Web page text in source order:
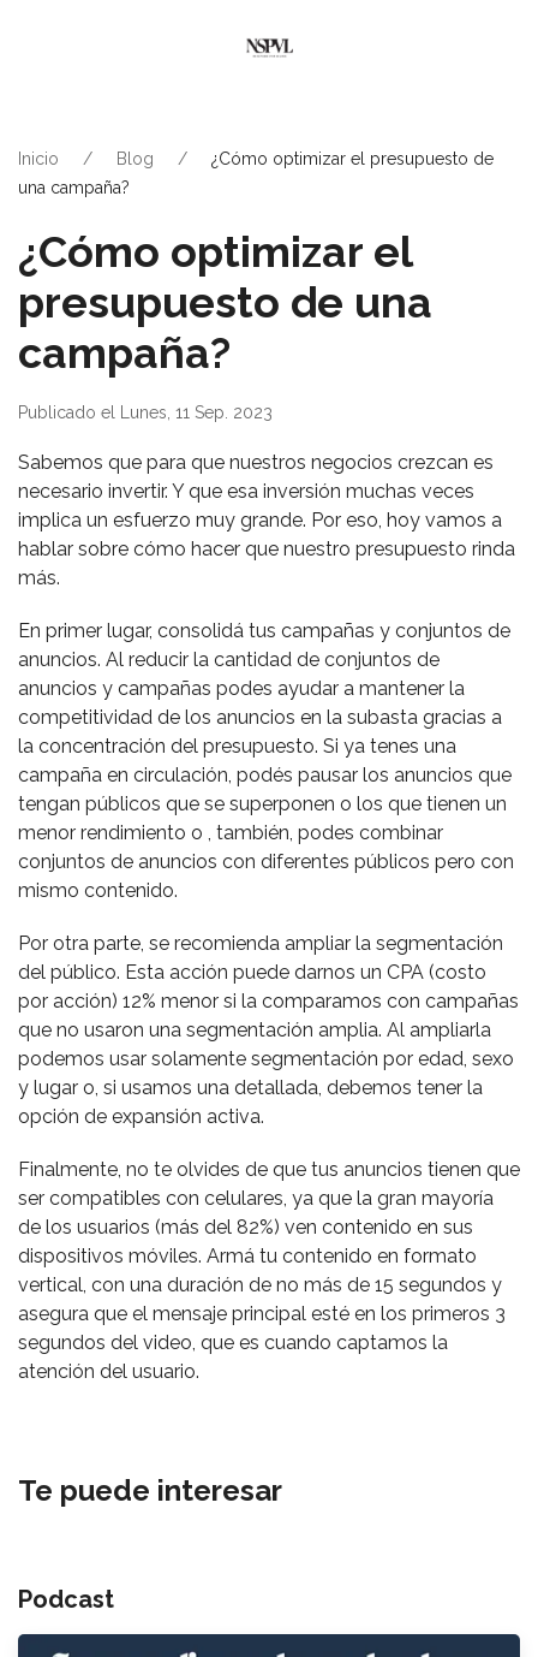
Inicio Blog
¿Cómo optimizar el presupuesto de
una campaña?
¿Cómo optimizar el
presupuesto de una
campaña?
Publicado el Lunes, 11 Sep. 2023
Sabemos que para que nuestros negocios crezcan es
necesario invertir. Y que esa inversión muchas veces
implica un esfuerzo muy grande. Por eso, hoy vamos a
hablar sobre cómo hacer que nuestro presupuesto rinda
más.
En primer lugar, consolidá tus campañas y conjuntos de
anuncios. Al reducir la cantidad de conjuntos de
anuncios y campañas podes ayudar a mantener la
competitividad de los anuncios en la subasta gracias a
la concentración del presupuesto. Si ya tenes una
campaña en circulación, podés pausar los anuncios que
tengan públicos que se superponen o los que tienen un
menor rendimiento o , también, podes combinar
conjuntos de anuncios con diferentes públicos pero con
mismo contenido.
Por otra parte, se recomienda ampliar la segmentación
del público. Esta acción puede darnos un CPA (costo
por acción) 12% menor si la comparamos con campañas
que no usaron una segmentación amplia. Al ampliarla
podemos usar solamente segmentación por edad, sexo
y lugar o, si usamos una detallada, debemos tener la
opción de expansión activa.
Finalmente, no te olvides de que tus anuncios tienen que
ser compatibles con celulares, ya que la gran mayoría
de los usuarios (más del 82%) ven contenido en sus
dispositivos móviles. Armá tu contenido en formato
vertical, con una duración de no más de 15 segundos y
asegura que el mensaje principal esté en los primeros 3
segundos del video, que es cuando captamos la
atención del usuario.
Te puede interesar
Podcast